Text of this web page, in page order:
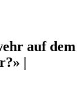
auf dem
|